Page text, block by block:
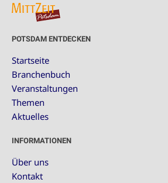
POTSDAM ENTDECKEN
Startseite
Branchenbuch
Veranstaltungen
Themen
Aktuelles
INFORMATIONEN
Über uns
Kontakt